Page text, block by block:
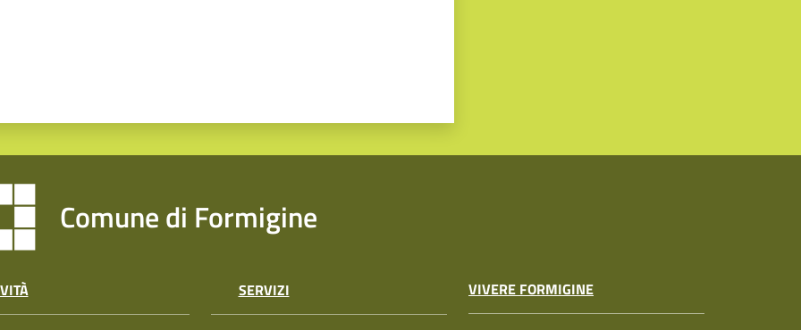
Comune di Formigine
SERVIZI VIVERE FORMIGINE